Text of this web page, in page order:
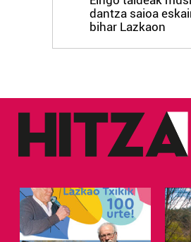
dantza saioa
bihar Lazkaon